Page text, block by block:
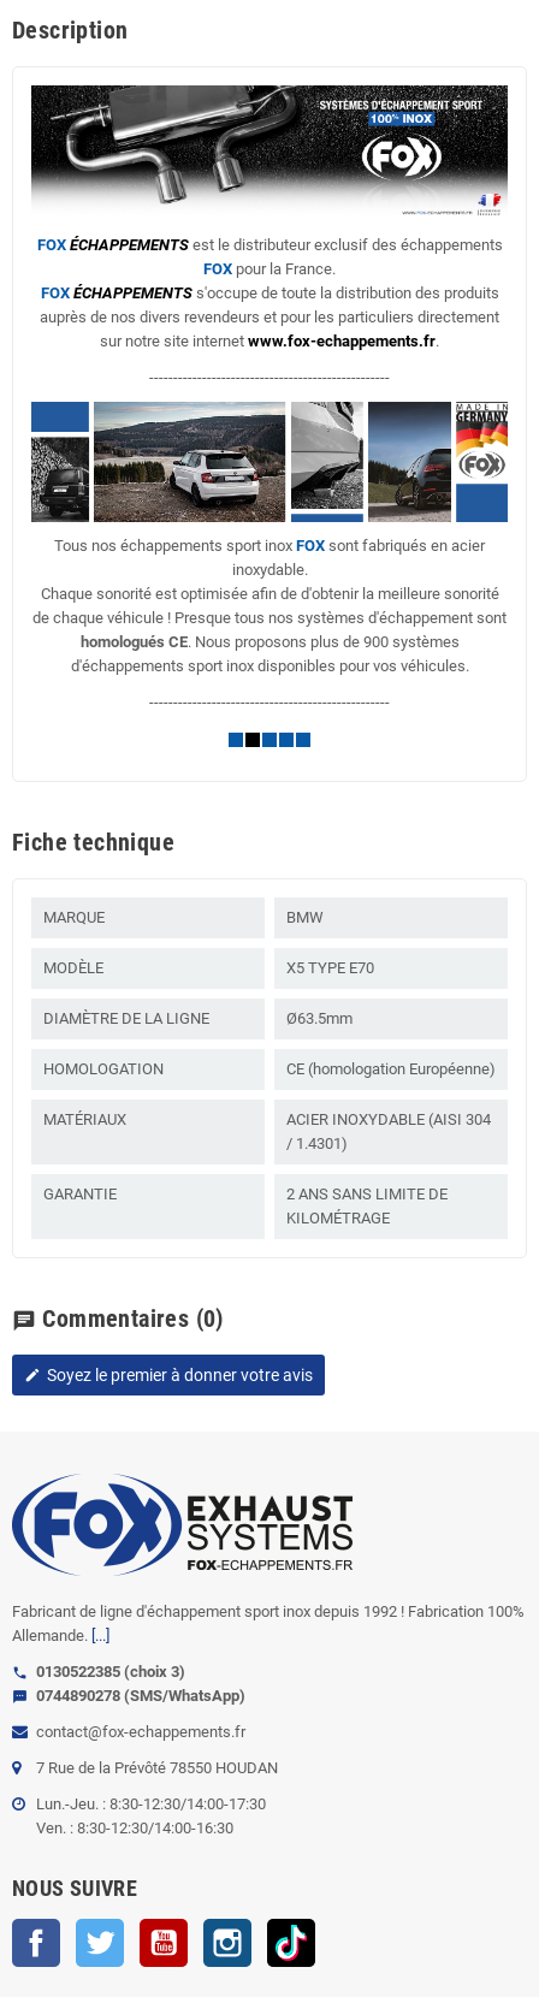
Description
FOX ÉCHAPPEMENTSest le distributeur exclusif des échappements
FOX pour la France.
FOX ÉCHAPPEMENTSs'occupe de toute la distribution des produits
auprès de nos divers revendeurs et pour les particuliers directement
sur notre site internet www.fox-echappements.fr.
--------------------------------------------------
Tous nos échappements sport inox FOX sont fabriqués en acier
inoxydable.
Chaque sonorité est optimisée afin de d'obtenir la meilleure sonorité
de chaque véhicule ! Presque tous nos systèmes d'échappement sont
homologués CE. Nous proposons plus de 900 systèmes
d'échappements sport inox disponibles pour vos véhicules.
--------------------------------------------------
Fiche technique
MARQUE BMW
MODÈLE X5 TYPE E70
DIAMÈTRE DE LA LIGNE Ø63.5mm
HOMOLOGATION CE (homologation Européenne)
MATÉRIAUX
ACIER INOXYDABLE (AISI 304
/ 1.4301)
GARANTIE
2 ANS SANS LIMITE DE
KILOMÉTRAGE
chat Commentaires (0)
edit Soyez le premier à donner votre avis
Fabricant de ligne d'échappement sport inox depuis 1992 ! Fabrication 100%
Allemande. [...]
call 0130522385 (choix 3)
sms
0744890278 (SMS/WhatsApp)
contact@fox-echappements.fr
7 Rue de la Prévôté 78550 HOUDAN
Lun.-Jeu. : 8:30-12:30/14:00-17:30
Ven. : 8:30-12:30/14:00-16:30
NOUS SUIVRE
Facebook Twitter YouTube Instagram